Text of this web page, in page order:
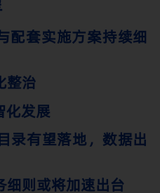
配套实施方案持续细
整治
化发展
录有望落地，数据出
细则或将加速出台